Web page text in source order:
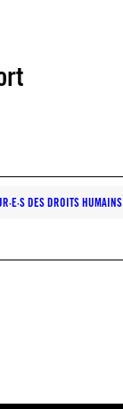
DES DROITS HUMAINS